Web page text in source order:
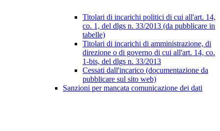
Titolari di incarichi politici di cui all'art. 14,
co. 1, del dlgs n. 33/2013 (da pubblicare in
tabelle)
Titolari di incarichi di amministrazione, di
direzione o di governo di cui all'art. 14, co.
1-bis, del dlgs n. 33/2013
Cessati dall'incarico (documentazione da
pubblicare sul sito web)
Sanzioni per mancata comunicazione dei dati